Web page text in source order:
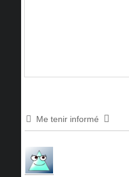
Me tenir informé